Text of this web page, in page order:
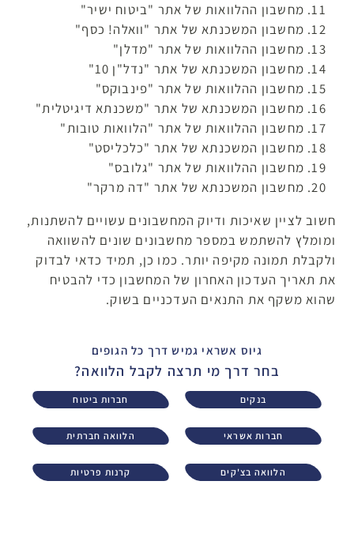
מחשבון ההלוואות של אתר "ביטוח ישיר"
מחשבון המשכנתא של אתר "וואלה! כסף"
מחשבון ההלוואות של אתר "מדלן"
מחשבון המשכנתא של אתר "נדל"ן 10"
מחשבון ההלוואות של אתר "פינבוקס"
מחשבון המשכנתא של אתר "משכנתא דיגיטלית"
מחשבון ההלוואות של אתר "הלוואות טובות"
מחשבון המשכנתא של אתר "כלכליסט"
מחשבון ההלוואות של אתר "גלובס"
מחשבון המשכנתא של אתר "דה מרקר"
חשוב לציין שאיכות ודיוק המחשבונים עשויים להשתנות,
ומומלץ להשתמש במספר מחשבונים שונים להשוואה
ולקבלת תמונה מקיפה יותר. כמו כן, תמיד כדאי לבדוק
את תאריך העדכון האחרון של המחשבון כדי להבטיח
שהוא משקף את התנאים העדכניים בשוק.
גיוס אשראי גמיש דרך כל הגופים
בחר דרך מי תרצה לקבל הלוואה?
בנקים חברות ביטוח
חברות אשראי הלוואה חברתית
הלוואה בצ'קים קרנות פרטיות